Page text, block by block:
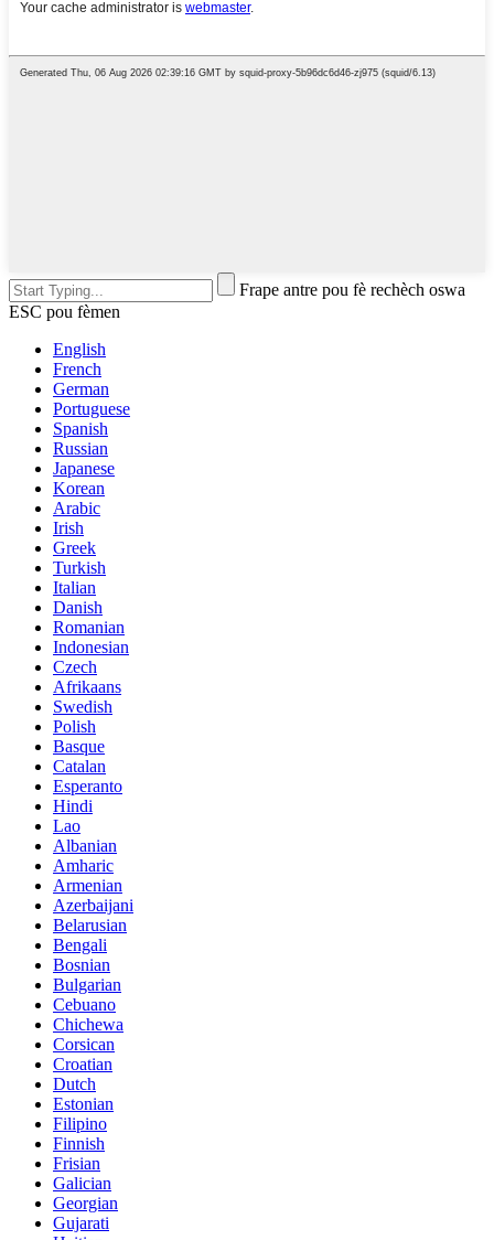
Frape antre pou fè rechèch oswa
ESC pou fèmen
English
French
German
Portuguese
Spanish
Russian
Japanese
Korean
Arabic
Irish
Greek
Turkish
Italian
Danish
Romanian
Indonesian
Czech
Afrikaans
Swedish
Polish
Basque
Catalan
Esperanto
Hindi
Lao
Albanian
Amharic
Armenian
Azerbaijani
Belarusian
Bengali
Bosnian
Bulgarian
Cebuano
Chichewa
Corsican
Croatian
Dutch
Estonian
Filipino
Finnish
Frisian
Galician
Georgian
Gujarati